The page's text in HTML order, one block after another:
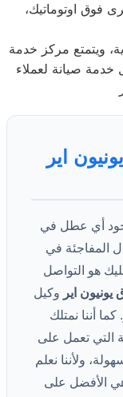
فوق اوتوماتيك،
ويتمتع مركز خدمة
خدمة صيانة لعملاء
اير
أي عطل في
المفاجئة في
هو التواصل
اير وكيل
أننا نمتلك
التي تعمل على
ولأننا نعلم
هي الأفضل على